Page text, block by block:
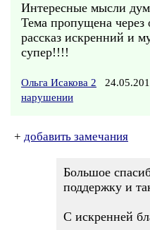
Интересные мысли
Тема пропущена
рассказ искренний и
супер!!!!
Ольга Исакова 2
нарушении
+ добавить замечания
Большое
поддержку и
С искренней